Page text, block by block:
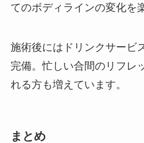
てのボディラインの変化を
施術後にはドリンクサービ
完備。忙しい合間のリフレ
れる方も増えています。
まとめ